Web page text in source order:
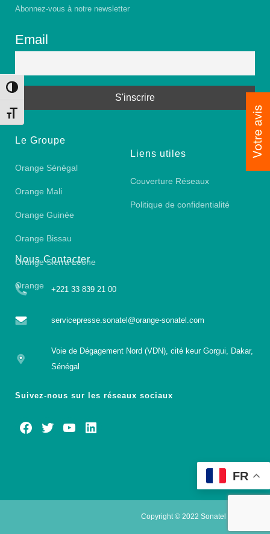
Toggle High Contrast
Toggle Font size
Abonnez-vous à notre newsletter
Email
Le Groupe
Orange Sénégal
Orange Mali
Orange Guinée
Orange Bissau
Orange Sierra Leone
Orange
Liens utiles
Couverture Réseaux
Politique de confidentialité
Nous Contacter
+221 33 839 21 00
servicepresse.sonatel@orange-sonatel.com
Voie de Dégagement Nord (VDN), cité keur Gorgui, Dakar,
Sénégal
Suivez-nous sur les réseaux sociaux
Copyright © 2022 Sonatel
FR